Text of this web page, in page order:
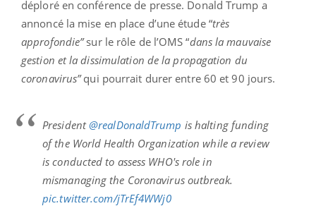
déploré en conférence de presse. Donald Trump a
annoncé la mise en place d’une étude “très
approfondie”sur le rôle de l’OMS “dans la mauvaise
gestion et la dissimulation de la propagation du
coronavirus”qui pourrait durer entre 60 et 90 jours.
President@realDonaldTrump is halting funding
of the World Health Organization while a review
is conducted to assess WHO's role in
mismanaging the Coronavirus outbreak.
pic.twitter.com/jTrEf4WWj0